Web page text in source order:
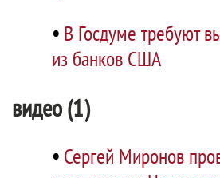
• В Госдуме требуют
из банков США
видео (1)
• Сергей Миронов